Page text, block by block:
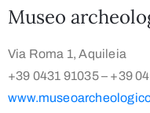
Museo
Via Roma 1, Aquileia
+39 0431 91035 – +39